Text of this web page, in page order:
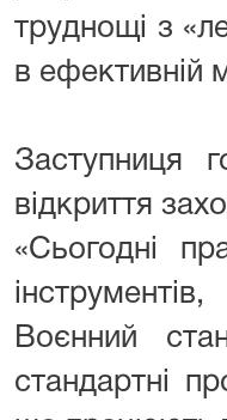
труднощі з
в ефективній
Заступниця
відкриття
«Сьогодні
Воєнний
стандартні